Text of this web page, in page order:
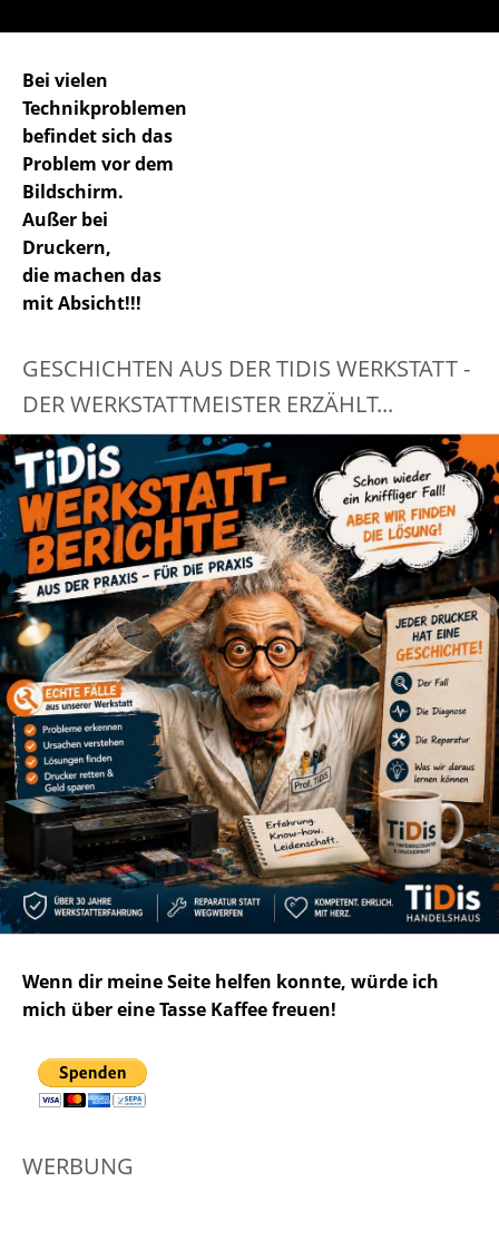
Bei vielen
Technikproblemen
befindet sich das
Problem vor dem
Bildschirm.
Außer bei
Druckern,
die machen das
mit Absicht!!!
GESCHICHTEN AUS DER TIDIS WERKSTATT -
DER WERKSTATTMEISTER ERZÄHLT...
Wenn dir meine Seite helfen konnte, würde ich
mich über eine Tasse Kaffee freuen!
WERBUNG